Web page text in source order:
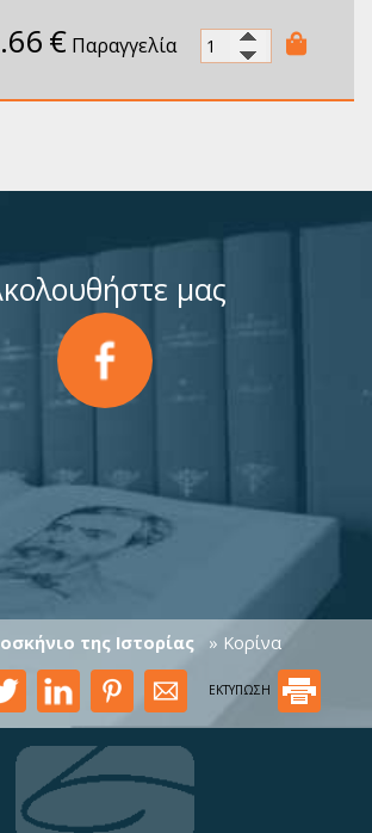
€ Παραγγελία
μας
της Ιστορίας » Κορίνα
ΕΚΤΥΠΩΣΗ